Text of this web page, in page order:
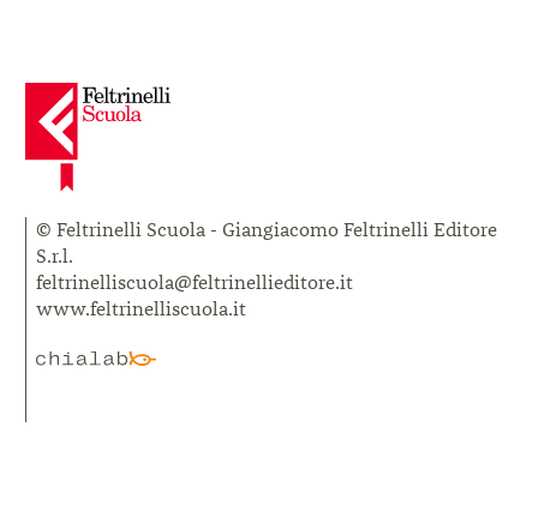
© Feltrinelli Scuola - Giangiacomo Feltrinelli Editore
S.r.l.
feltrinelliscuola@feltrinellieditore.it
www.feltrinelliscuola.it